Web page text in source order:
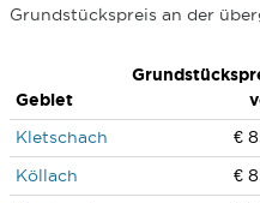
Grundstückspreis an der
Gebiet
Kletschach
€
Köllach
€